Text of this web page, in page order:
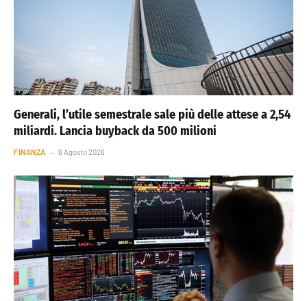
Generali, l’utile semestrale sale più delle attese a 2,54
miliardi. Lancia buyback da 500 milioni
FINANZA 6 Agosto 2026